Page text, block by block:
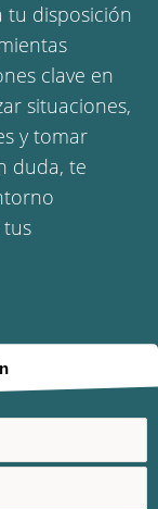
tu disposición
clave en
situaciones,
y tomar
duda, te